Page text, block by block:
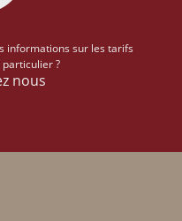
informations sur les tarifs
?
nous